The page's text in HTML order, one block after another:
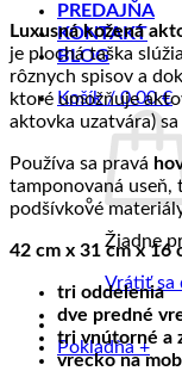
PREDAJŇA
KONTAKT
BLOG
Košík /0.00€
Žiadne
Vrátiť sa
Pokladňa +
Luxusná kožená
je plochá taška
rôznych spisov a
ktoré umožňuje
aktovka uzatvára)
Používa sa pravá
tamponovaná useň,
podšívkové
42 cm x 31 cm x 16
tri oddelenia
dve predné
tri vnútorné a
vrecko na